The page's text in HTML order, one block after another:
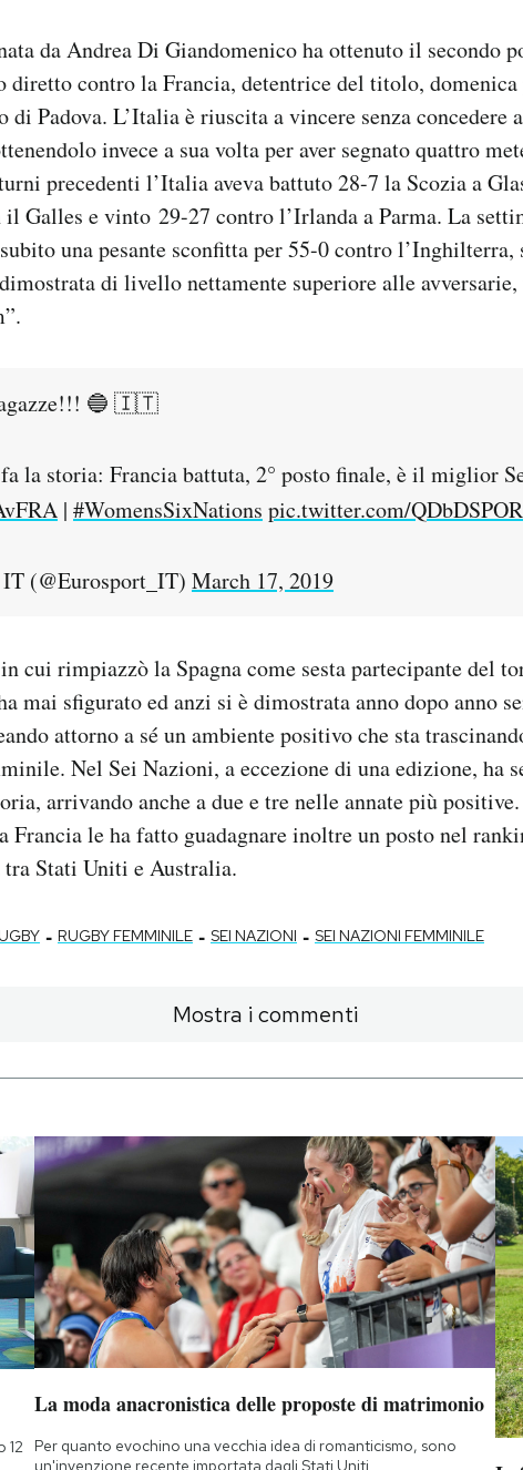
da Andrea Di Giandomenico ha ottenuto il secondo
diretto contro la Francia, detentrice del titolo,
di Padova. L’Italia è riuscita a vincere senza concedere
invece a sua volta per aver segnato quattro
precedenti l’Italia aveva battuto 28-7 la Scozia a
il Galles e vinto 29-27 contro l’Irlanda a Parma. La
una pesante sconfitta per 55-0 contro l’Inghilterra,
di livello nettamente superiore alle
🔵 🇮🇹
fa la storia: Francia battuta, 2° posto finale, è il miglior
| #WomensSixNations pic.twitter.com/
(@Eurosport_IT) March 17, 2019
cui rimpiazzò la Spagna come sesta partecipante del
mai sfigurato ed anzi si è dimostrata anno dopo anno
attorno a sé un ambiente positivo che sta
Nel Sei Nazioni, a eccezione di una edizione, ha
arrivando anche a due e tre nelle annate più
Francia le ha fatto guadagnare inoltre un posto nel
tra Stati Uniti e Australia.
- RUGBY FEMMINILE - SEI NAZIONI - SEI NAZIONI FEMMINILE
Mostra i commenti
12
La moda anacronistica delle proposte di matrimonio
Per quanto evochino una vecchia idea di romanticismo, sono
un'invenzione recente importata dagli Stati Uniti